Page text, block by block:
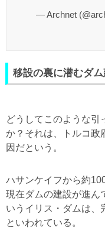
— Archnet
移設の裏に潜むダ
どうしてこのような引
か？それは、トルコ政
因だという。
ハサンケイフから約
現在ダムの建設が進ん
いうイリス・ダムは、
といわれている。